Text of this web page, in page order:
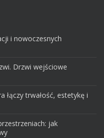
i nowoczesnych
Drzwi wejściowe
łączy trwałość, estetykę i
jak